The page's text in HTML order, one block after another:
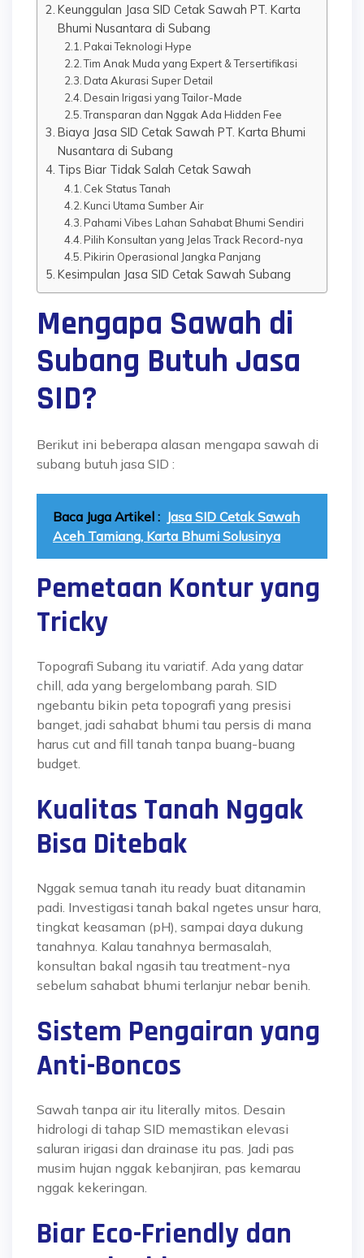
Keunggulan Jasa SID Cetak Sawah PT. Karta
Bhumi Nusantara di Subang
Pakai Teknologi Hype
Tim Anak Muda yang Expert & Tersertifikasi
Data Akurasi Super Detail
Desain Irigasi yang Tailor-Made
Transparan dan Nggak Ada Hidden Fee
Biaya Jasa SID Cetak Sawah PT. Karta Bhumi
Nusantara di Subang
Tips Biar Tidak Salah Cetak Sawah
Cek Status Tanah
Kunci Utama Sumber Air
Pahami Vibes Lahan Sahabat Bhumi Sendiri
Pilih Konsultan yang Jelas Track Record-nya
Pikirin Operasional Jangka Panjang
Kesimpulan Jasa SID Cetak Sawah Subang
Mengapa Sawah di
Subang Butuh Jasa
SID?
Berikut ini beberapa alasan mengapa sawah di
subang butuh jasa SID :
Baca Juga Artikel : Jasa SID Cetak Sawah
Aceh Tamiang, Karta Bhumi Solusinya
Pemetaan Kontur yang
Tricky
Topografi Subang itu variatif. Ada yang datar
chill, ada yang bergelombang parah. SID
ngebantu bikin peta topografi yang presisi
banget, jadi sahabat bhumi tau persis di mana
harus cut and fill tanah tanpa buang-buang
budget.
Kualitas Tanah Nggak
Bisa Ditebak
Nggak semua tanah itu ready buat ditanamin
padi. Investigasi tanah bakal ngetes unsur hara,
tingkat keasaman (pH), sampai daya dukung
tanahnya. Kalau tanahnya bermasalah,
konsultan bakal ngasih tau treatment-nya
sebelum sahabat bhumi terlanjur nebar benih.
Sistem Pengairan yang
Anti-Boncos
Sawah tanpa air itu literally mitos. Desain
hidrologi di tahap SID memastikan elevasi
saluran irigasi dan drainase itu pas. Jadi pas
musim hujan nggak kebanjiran, pas kemarau
nggak kekeringan.
Biar Eco-Friendly dan